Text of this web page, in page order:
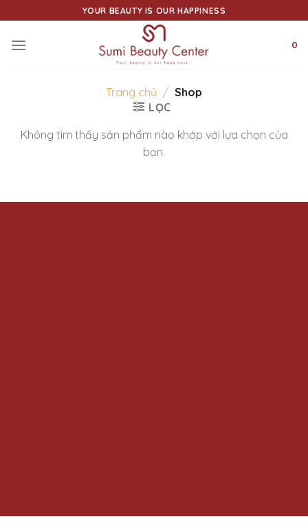
to
content
YOUR BEAUTY IS OUR HAPPINESS
0
Trang chủ / Shop
LỌC
Không tìm thấy sản phẩm nào khớp với lựa chọn của
bạn.